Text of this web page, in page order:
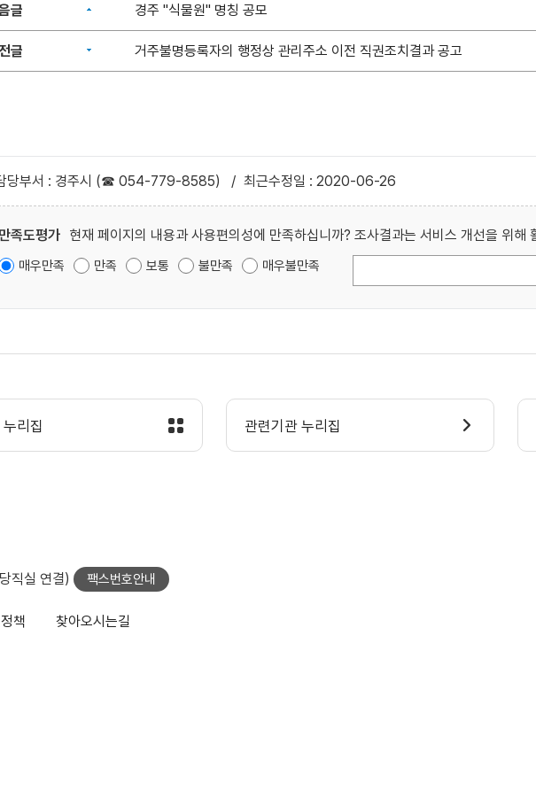
글 경주 "식물원" 명칭 공모
글 거주불명등록자의 행정상 관리주소 이전 직권조치결과 공고
당부서 : 경주시 (☎ 054-779-8585) / 최근수정일 : 2020-06-26
만족도평가 현재 페이지의 내용과 사용편의성에 만족하십니까? 조사결과는 서비스 개선을 위해
매우만족 만족 보통 불만족 매우불만족
누리집 관련기관 누리집
직실 연결) 팩스번호안내
책 찾아오시는길